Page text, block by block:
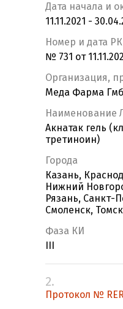
Дата начала и
11.11.2021 -
Номер и дата
№ 731 от
Организация,
Меда Фарма
Наименование
Акнатак гель
третиноин)
Города
Казань,
Нижний
Рязань, Санкт-
Смоленск,
Фаза КИ
2.
Протокол №